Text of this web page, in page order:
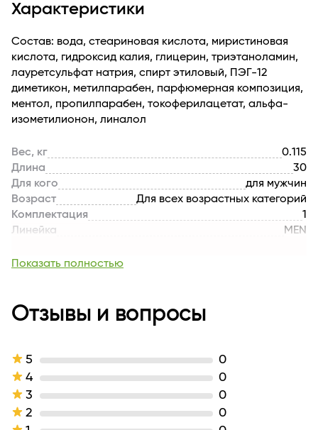
Характеристики
Состав: вода, стеариновая кислота, миристиновая
кислота, гидроксид калия, глицерин, триэтаноламин,
лауретсульфат натрия, спирт этиловый, ПЭГ-12
диметикон, метилпарабен, парфюмерная композиция,
ментол, пропилпарабен, токоферилацетат, альфа-
изометилионон, линалол
Вес, кг
0.115
Длина
30
Для кого
для мужчин
Возраст
Для всех возрастных категорий
Комплектация
1
Линейка
MEN
компоненты
силиконовое масло
Тип продукта
Текстура
Страна бренда
Показать полностью
Отзывы и вопросы
5
0
4
0
3
0
2
0